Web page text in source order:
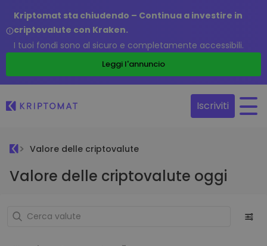
Kriptomat sta chiudendo – Continua a investire in
criptovalute con Kraken.
I tuoi fondi sono al sicuro e completamente accessibili.
Leggi l'annuncio
Iscriviti
Valore delle criptovalute
Valore delle criptovalute oggi